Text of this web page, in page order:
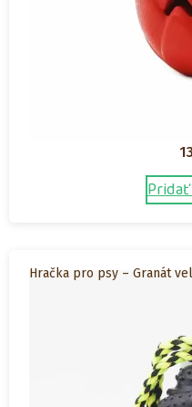
Hračka pro psy – Granát